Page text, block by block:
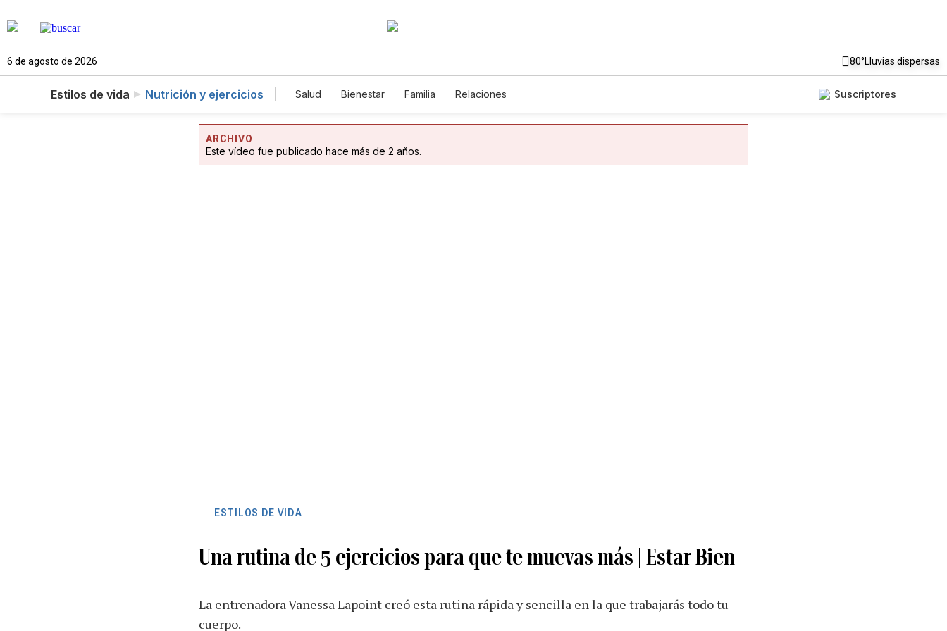
6 de agosto de 2026 80°Lluvias dispersas
Estilos de vida Nutrición y ejercicios Salud Bienestar Familia Relaciones Suscriptores
ARCHIVO
Este vídeo fue publicado hace más de 2 años.
ESTILOS DE VIDA
Una rutina de 5 ejercicios para que te muevas más | Estar Bien
La entrenadora Vanessa Lapoint creó esta rutina rápida y sencilla en la que trabajarás todo tu
cuerpo.